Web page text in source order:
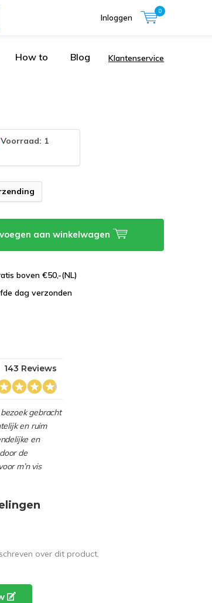
Inloggen
0
How to Blog Klantenservice
Voorraad: 1
aan winkelwagen
boven €50,-(NL)
dag verzonden
143 Reviews
gebracht
en ruim
en
de
m’n vis
over dit product.